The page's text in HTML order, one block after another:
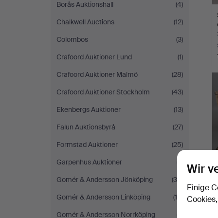
Borås Auktionshall
(4)
Chalkwell Auctions
(12)
Colombos
(3)
Crafoord Auktioner Lund
(1)
Crafoord Auktioner Malmö
(28)
Crafoord Auktioner Stockholm
(43)
Ekenbergs Auktioner
(13)
Falun Auktionsbyrå
(27)
Formstad Auktioner
(25)
Garpenhus Auktioner
(7)
Gomér & Andersson Jönköping
(36)
Gomér & Andersson Linköping
(10)
Gomér & Andersson Norrköping
(7)
Wir
Einige